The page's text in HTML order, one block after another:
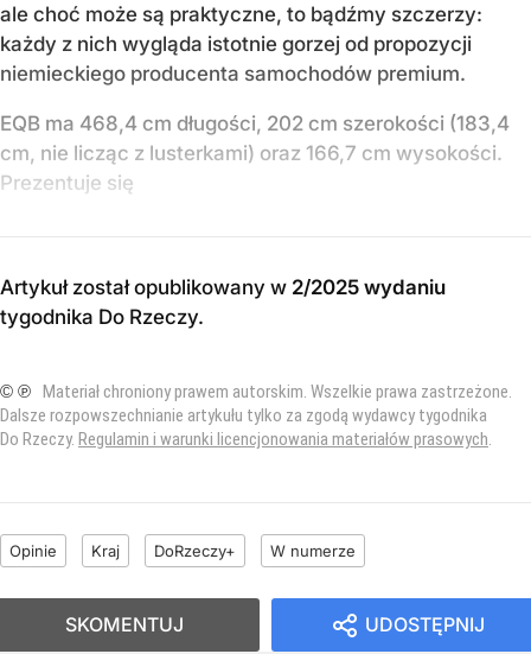
ale choć może są praktyczne, to bądźmy szczerzy:
każdy z nich wygląda istotnie gorzej od propozycji
niemieckiego producenta samochodów premium.
EQB ma 468,4 cm długości, 202 cm szerokości (183,4
cm, nie licząc z lusterkami) oraz 166,7 cm wysokości.
Prezentuje się
Artykuł został opublikowany w 2/2025 wydaniu
tygodnika Do Rzeczy.
© ℗ Materiał chroniony prawem autorskim. Wszelkie prawa zastrzeżone.
Dalsze rozpowszechnianie artykułu tylko za zgodą wydawcy tygodnika
Do Rzeczy. Regulamin i warunki licencjonowania materiałów prasowych
Opinie Kraj DoRzeczy+ W numerze
UDOSTĘPNIJ
SKOMENTUJ